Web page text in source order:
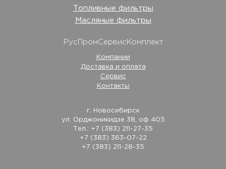
Топливные фильтры
Масляные фильтры
РусПромСервисКомплект
Компании
Доставка и оплата
Сервис
Контакты
г. Новосибирск
ул. Орджоникидзе 38, оф 405
Тел.: +7 (383) 211-27-35
+7 (383) 363-07-22
+7 (383) 211-28-35